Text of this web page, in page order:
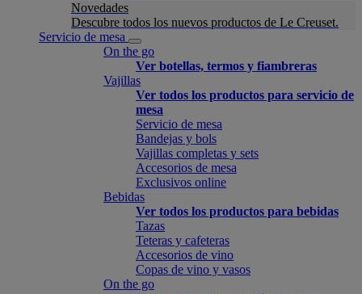
Novedades
Descubre todos los nuevos productos de Le Creuset.
Servicio de mesa
On the go
Ver botellas, termos y fiambreras
Vajillas
Ver todos los productos para servicio de
mesa
Servicio de mesa
Bandejas y bols
Vajillas completas y sets
Accesorios de mesa
Exclusivos online
Bebidas
Ver todos los productos para bebidas
Tazas
Teteras y cafeteras
Accesorios de vino
Copas de vino y vasos
On the go